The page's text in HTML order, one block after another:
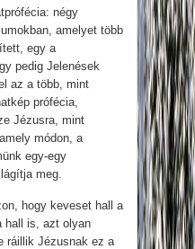
négy
amelyet több
egy a
pedig Jelenések
az a több, mint
prófécia,
Jézusra, mint
módon, a
egy-egy
meg.
hogy keveset hall a
hall is, azt olyan
ráillik Jézusnak ez a